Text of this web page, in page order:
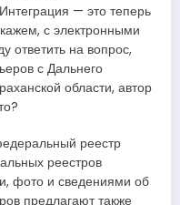
— это теперь
с электронными
ответить на вопрос,
с Дальнего
области, автор
реестр
реестров
фото и сведениями об
предлагают также